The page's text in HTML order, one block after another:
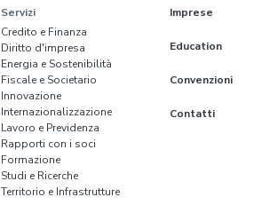
Servizi
Credito e Finanza
Diritto d'impresa
Energia e Sostenibilità
Fiscale e Societario
Innovazione
Internazionalizzazione
Lavoro e Previdenza
Rapporti con i soci
Formazione
Studi e Ricerche
Territorio e Infrastrutture
Imprese
Education
Convenzioni
Contatti